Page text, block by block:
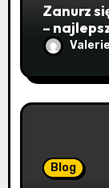
Zanurz
–
otwiera
Blog